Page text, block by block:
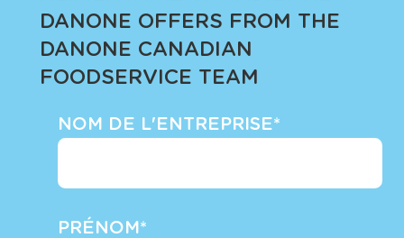
DANONE OFFERS FROM THE
DANONE CANADIAN
FOODSERVICE TEAM
NOM DE L'ENTREPRISE*
PRÉNOM*